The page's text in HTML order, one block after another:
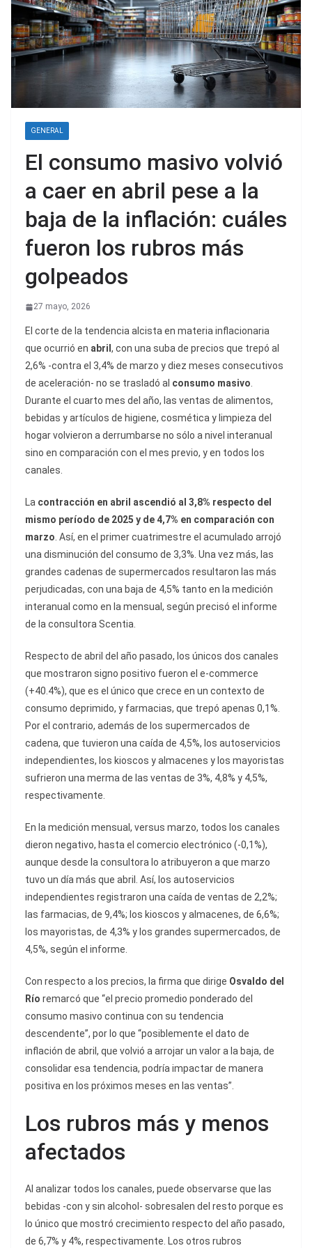
GENERAL
El consumo masivo volvió
a caer en abril pese a la
baja de la inflación: cuáles
fueron los rubros más
golpeados
27 mayo, 2026
El corte de la tendencia alcista en materia inflacionaria
que ocurrió en abril , con una suba de precios que trepó al
2,6% -contra el 3,4% de marzo y diez meses consecutivos
de aceleración- no se trasladó al consumo masivo.
Durante el cuarto mes del año, las ventas de alimentos,
bebidas y artículos de higiene, cosmética y limpieza del
hogar volvieron a derrumbarse no sólo a nivel interanual
sino en comparación con el mes previo, y en todos los
canales.
La contracción en abril ascendió al 3,8% respecto del
mismo período de 2025 y de 4,7% en comparación con
marzo. Así, en el primer cuatrimestre el acumulado arrojó
una disminución del consumo de 3,3%. Una vez más, las
grandes cadenas de supermercados resultaron las más
perjudicadas, con una baja de 4,5% tanto en la medición
interanual como en la mensual, según precisó el informe
de la consultora Scentia.
Respecto de abril del año pasado, los únicos dos canales
que mostraron signo positivo fueron el e-commerce
(+40.4%), que es el único que crece en un contexto de
consumo deprimido, y farmacias, que trepó apenas 0,1%.
Por el contrario, además de los supermercados de
cadena, que tuvieron una caída de 4,5%, los autoservicios
independientes, los kioscos y almacenes y los mayoristas
sufrieron una merma de las ventas de 3%, 4,8% y 4,5%,
respectivamente.
En la medición mensual, versus marzo, todos los canales
dieron negativo, hasta el comercio electrónico (-0,1%),
aunque desde la consultora lo atribuyeron a que marzo
tuvo un día más que abril. Así, los autoservicios
independientes registraron una caída de ventas de 2,2%;
las farmacias, de 9,4%; los kioscos y almacenes, de 6,6%;
los mayoristas, de 4,3% y los grandes supermercados, de
4,5%, según el informe.
Con respecto a los precios, la firma que dirige Osvaldo del
Río remarcó que “el precio promedio ponderado del
consumo masivo continua con su tendencia
descendente”, por lo que “posiblemente el dato de
inflación de abril, que volvió a arrojar un valor a la baja, de
consolidar esa tendencia, podría impactar de manera
positiva en los próximos meses en las ventas”.
Los rubros más y menos
afectados
Al analizar todos los canales, puede observarse que las
bebidas -con y sin alcohol- sobresalen del resto porque es
lo único que mostró crecimiento respecto del año pasado,
de 6,7% y 4%, respectivamente. Los otros rubros